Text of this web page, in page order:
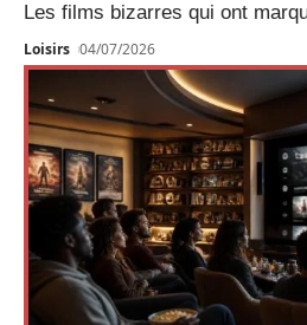
Les films bizarres qui ont
Loisirs 04/07/2026